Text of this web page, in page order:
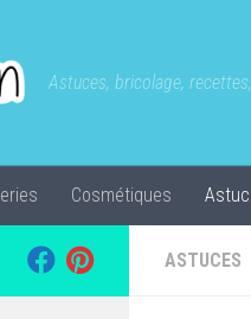
Astuces, bricolage,
Cosmétiques
ASTUCES